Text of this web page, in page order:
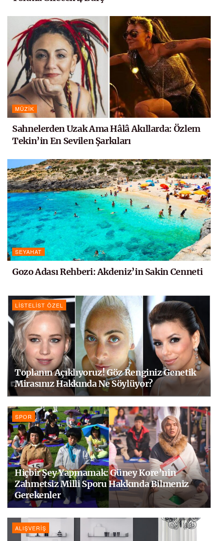
MÜZIK
Sahnelerden Uzak Ama Hâlâ Akıllarda: Özlem
Tekin’in En Sevilen Şarkıları
SEYAHAT
Gozo Adası Rehberi: Akdeniz’in Sakin Cenneti
LISTELIST ÖZEL
Toplanın Açıklıyoruz! Göz Renginiz Genetik
Mirasınız Hakkında Ne Söylüyor?
SPOR
Hiçbir Şey Yapmamak: Güney Kore’nin
Zahmetsiz Milli Sporu Hakkında Bilmeniz
Gerekenler
ALIŞVERIŞ